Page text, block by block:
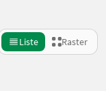
Liste Raster